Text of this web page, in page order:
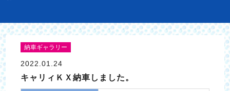
納車ギャラリー
2022.01.24
キャリィＫＸ納車しました。